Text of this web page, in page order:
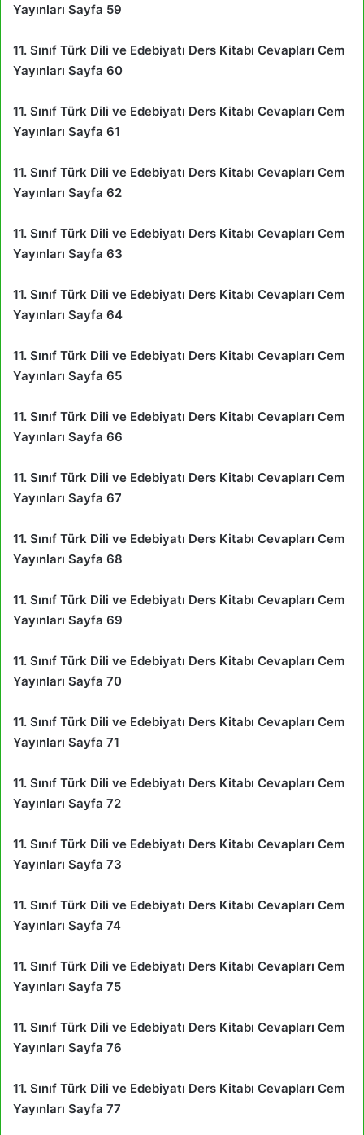
Yayınları Sayfa 59
11. Sınıf Türk Dili ve Edebiyatı Ders Kitabı Cevapları Cem
Yayınları Sayfa 60
11. Sınıf Türk Dili ve Edebiyatı Ders Kitabı Cevapları Cem
Yayınları Sayfa 61
11. Sınıf Türk Dili ve Edebiyatı Ders Kitabı Cevapları Cem
Yayınları Sayfa 62
11. Sınıf Türk Dili ve Edebiyatı Ders Kitabı Cevapları Cem
Yayınları Sayfa 63
11. Sınıf Türk Dili ve Edebiyatı Ders Kitabı Cevapları Cem
Yayınları Sayfa 64
11. Sınıf Türk Dili ve Edebiyatı Ders Kitabı Cevapları Cem
Yayınları Sayfa 65
11. Sınıf Türk Dili ve Edebiyatı Ders Kitabı Cevapları Cem
Yayınları Sayfa 66
11. Sınıf Türk Dili ve Edebiyatı Ders Kitabı Cevapları Cem
Yayınları Sayfa 67
11. Sınıf Türk Dili ve Edebiyatı Ders Kitabı Cevapları Cem
Yayınları Sayfa 68
11. Sınıf Türk Dili ve Edebiyatı Ders Kitabı Cevapları Cem
Yayınları Sayfa 69
11. Sınıf Türk Dili ve Edebiyatı Ders Kitabı Cevapları Cem
Yayınları Sayfa 70
11. Sınıf Türk Dili ve Edebiyatı Ders Kitabı Cevapları Cem
Yayınları Sayfa 71
11. Sınıf Türk Dili ve Edebiyatı Ders Kitabı Cevapları Cem
Yayınları Sayfa 72
11. Sınıf Türk Dili ve Edebiyatı Ders Kitabı Cevapları Cem
Yayınları Sayfa 73
11. Sınıf Türk Dili ve Edebiyatı Ders Kitabı Cevapları Cem
Yayınları Sayfa 74
11. Sınıf Türk Dili ve Edebiyatı Ders Kitabı Cevapları Cem
Yayınları Sayfa 75
11. Sınıf Türk Dili ve Edebiyatı Ders Kitabı Cevapları Cem
Yayınları Sayfa 76
11. Sınıf Türk Dili ve Edebiyatı Ders Kitabı Cevapları Cem
Yayınları Sayfa 77